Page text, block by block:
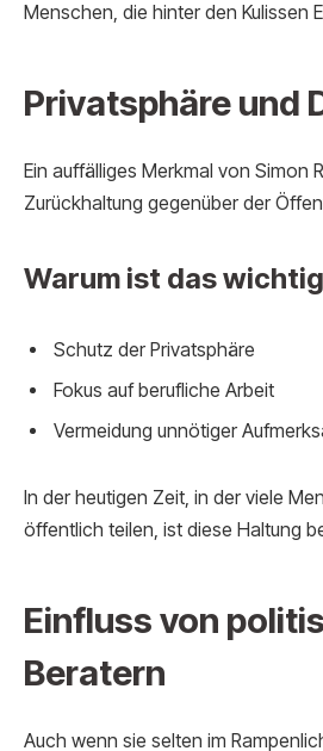
Menschen, die hinter den Kulissen
Privatsphäre und
Ein auffälliges Merkmal von Simon
Zurückhaltung gegenüber der
Warum ist das
Schutz der Privatsphäre
Fokus auf berufliche Arbeit
Vermeidung unnötiger
In der heutigen Zeit, in der viele
öffentlich teilen, ist diese Haltung
Einfluss von
Beratern
Auch wenn sie selten im